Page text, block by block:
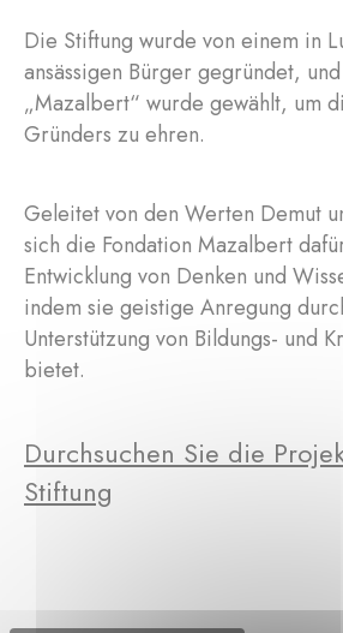
Die Stiftung wurde von einem in
ansässigen Bürger gegründet,
„Mazalbert“ wurde gewählt, um
Gründers zu ehren.
Geleitet von den Werten Demut
sich die Fondation Mazalbert
Entwicklung von Denken und
indem sie geistige Anregung
Unterstützung von Bildungs- und
bietet.
Durchsuchen Sie die
Stiftung